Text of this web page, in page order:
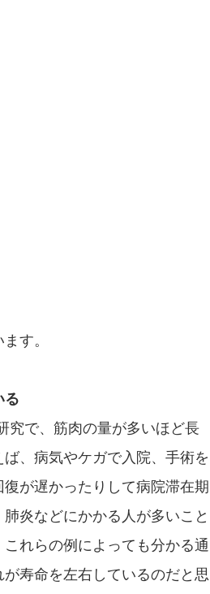
す。
る
究で、筋肉の量が多いほど長
、病気やケガで入院、手術を
が遅かったりして病院滞在期
炎などにかかる人が多いこと
これらの例によっても分かる通
寿命を左右しているのだと思